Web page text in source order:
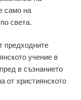
само на
света.
предходните
учение в
в съзнанието
от християнското